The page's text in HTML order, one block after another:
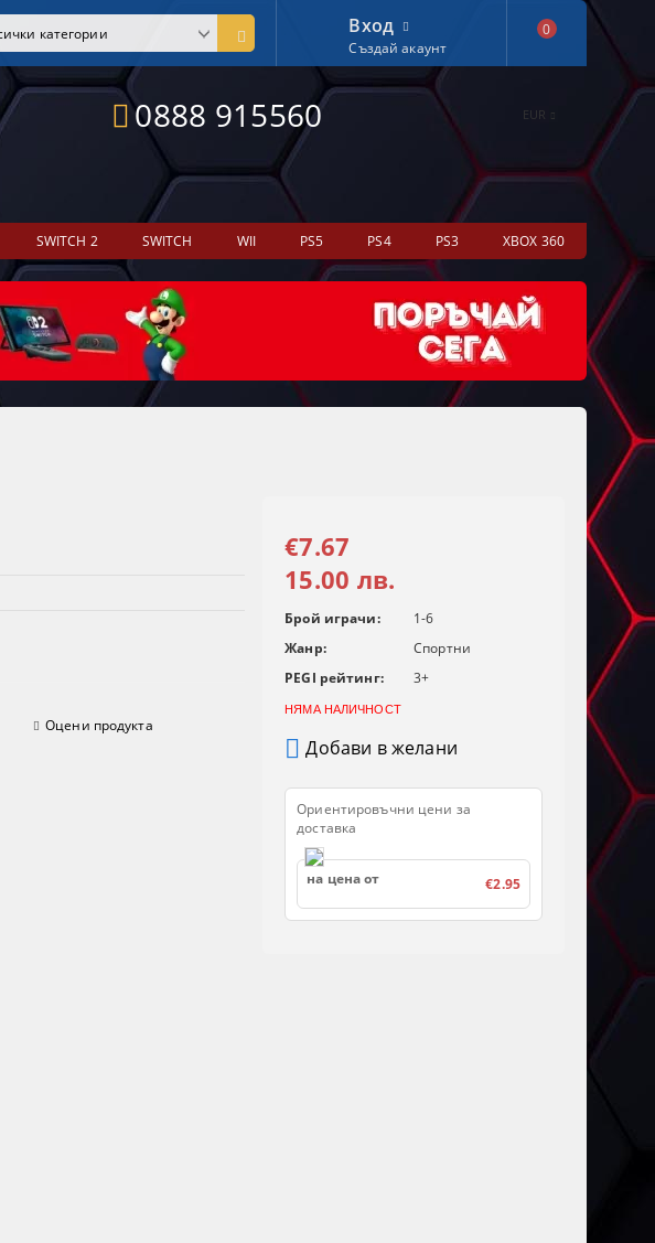
0888 915560 EUR
Вход
Създай акаунт
0
SWITCH 2 SWITCH WII PS5 PS4 PS3 XBOX 360
Оцени продукта
€7.67
15.00 лв.
Брой играчи:
1-6
Жанр:
Спортни
PEGI рейтинг:
3+
НЯМА НАЛИЧНОСТ
Добави в желани
Ориентировъчни цени за
доставка
на цена от €2.95